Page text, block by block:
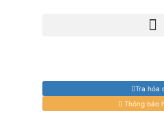
Tra hóa
Thông báo